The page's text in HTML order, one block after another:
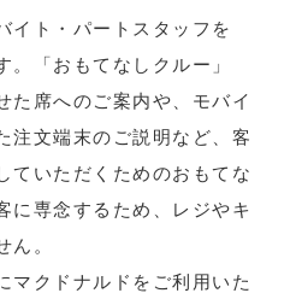
イト・パートスタッフを
。「おもてなしクルー」
た席へのご案内や、モバイ
注文端末のご説明など、客
ていただくためのおもてな
に専念するため、レジやキ
ん。
マクドナルドをご利用いた